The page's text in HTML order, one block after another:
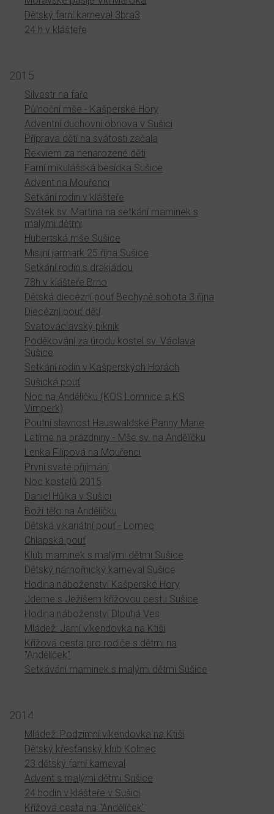
Dětský farní karneval 3bra3
24 h v klášteře
2015
Silvestr na faře
Půlnoční mše - Kašperské Hory
Adventní duchovní obnova v Sušici
Příprava dětí na svátosti začala
Rekviem za nenarozené děti
Farní mikulášská besídka Sušice
Advent na Mouřenci
Setkání rodin v klášteře
Svátek sv. Martina na setkání maminek s
malými dětmi
Hubertská mše Sušice
Misijní jarmark 25.října Sušice
Setkání rodin s drakiádou
78h v klášteře Brno
Dětská diecézní pouť Bechyně sobota 3.října
Diecézní pouť dětí
Svatováclavský piknik
Poděkování za úrodu kostel sv. Václava
Sušice
Setkání rodin v Kašperských Horách
Sušická pouť
Noc na Andělíčku (KOS Lomnice a KS
Vimperk)
Poutní slavnost Hauswaldské Panny Marie
Letíme na prázdniny - Mše sv. na Andělíčku
Lenka Filipová na Mouřenci
První svaté přijímání
Noc kostelů 2015
Daniel Hůlka v Sušici
Boží tělo na Andělíčku
Dětská vikariátní pouť - Lomec
Chlapská pouť
Klub maminek s malými dětmi Sušice
Dětský námořnický karneval Sušice
Hodina náboženství Kašperské Hory
Jdeme s Ježíšem křížovou cestu Sušice
Hodina náboženství Dlouhá Ves
Mládež: Jarní víkendovka na Ktiši
Křížová cesta pro rodiče s dětmi na
"Andělíček"
Setkávání maminek s malými dětmi Sušice
2014
Mládež: Podzimní víkendovka na Ktiši
Dětský křesťanský klub Kolinec
23.dětský farní karneval
Advent s malými dětmi Sušice
24 hodin v klášteře v Sušici
Křížová cesta na "Andělíček"